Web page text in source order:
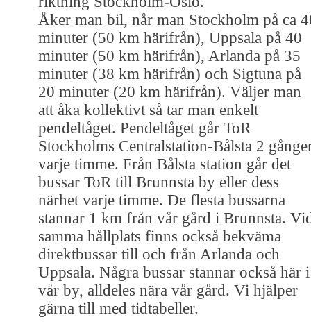
Åker man bil, når man Stockholm på ca
minuter (50 km härifrån), Uppsala på 40
minuter (50 km härifrån), Arlanda på 35
minuter (38 km härifrån) och Sigtuna på
20 minuter (20 km härifrån). Väljer man
att åka kollektivt så tar man enkelt
pendeltåget. Pendeltåget går ToR
Stockholms Centralstation-Bålsta 2
varje timme. Från Bålsta station går det
bussar ToR till Brunnsta by eller dess
närhet varje timme. De flesta bussarna
stannar 1 km från vår gård i Brunnsta.
samma hållplats finns också bekväma
direktbussar till och från Arlanda och
Uppsala. Några bussar stannar också här i
vår by, alldeles nära vår gård. Vi hjälper
gärna till med tidtabeller.